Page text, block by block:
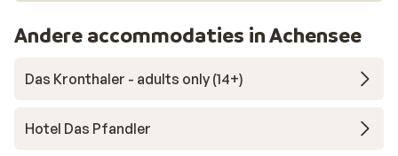
Andere accommodaties in Achensee
Das Kronthaler - adults only (14+)
Hotel Das Pfandler